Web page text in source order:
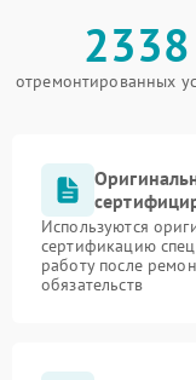
2338
отремонтированных
Используются
сертификацию
работу после
обязательств